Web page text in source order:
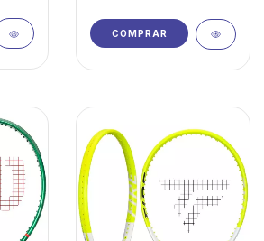
COMPRAR